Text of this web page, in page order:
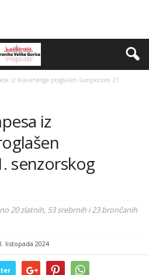
iz Kravarskoga proglašen šampionom 21.
iz
senzorskog
20 zlatnih, 53 srebrnih i 23 brončanih
listopada 2024